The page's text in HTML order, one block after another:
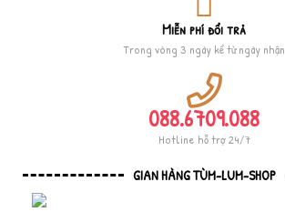
Miễn phí đổi trả
Trong vòng 3 ngày kể từ ngày nhận
088.6709.088
Hotline hỗ trợ 24/7
GIAN HÀNG TÙM-LUM-SHOP